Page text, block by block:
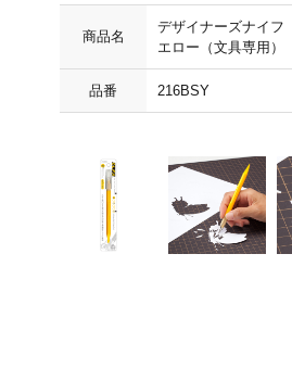
商品名
デザイナーズナイ
エロー（文具専用）
品番 216BSY